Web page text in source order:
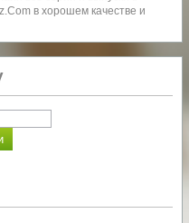
в хорошем качестве и